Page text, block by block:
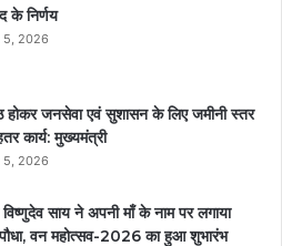
के निर्णय
5, 2026
होकर जनसेवा एवं सुशासन के लिए जमीनी स्तर
कार्य: मुख्यमंत्री
5, 2026
साय ने अपनी माँ के नाम पर लगाया
वन महोत्सव-2026 का हुआ शुभारंभ